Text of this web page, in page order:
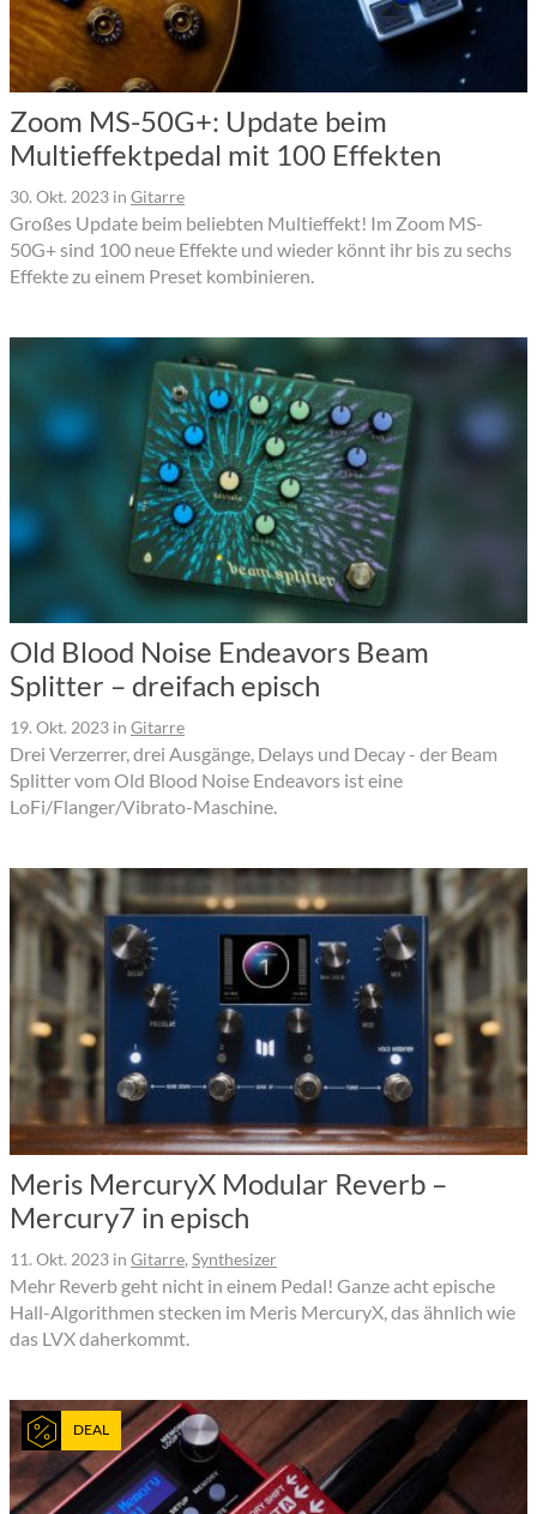
Zoom MS-50G+: Update beim
Multieffektpedal mit 100 Effekten
30. Okt. 2023 in Gitarre
Großes Update beim beliebten Multieffekt! Im Zoom MS-
50G+ sind 100 neue Effekte und wieder könnt ihr bis zu sechs
Effekte zu einem Preset kombinieren.
Old Blood Noise Endeavors Beam
Splitter – dreifach episch
19. Okt. 2023 in Gitarre
Drei Verzerrer, drei Ausgänge, Delays und Decay - der Beam
Splitter vom Old Blood Noise Endeavors ist eine
LoFi/Flanger/Vibrato-Maschine.
Meris MercuryX Modular Reverb –
Mercury7 in episch
11. Okt. 2023 in Gitarre, Synthesizer
Mehr Reverb geht nicht in einem Pedal! Ganze acht epische
Hall-Algorithmen stecken im Meris MercuryX, das ähnlich wie
das LVX daherkommt.
DEAL